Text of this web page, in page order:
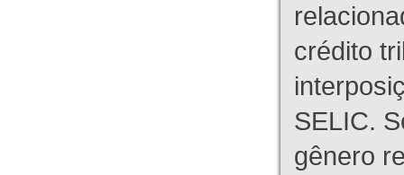
crédito
SELIC.
gênero